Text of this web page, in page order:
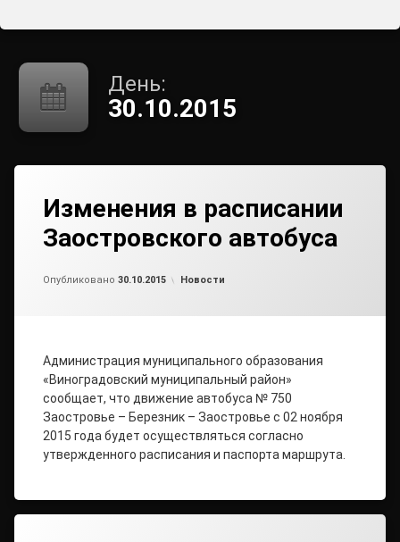
День:
30.10.2015
Изменения в расписании
Заостровского автобуса
Опубликовано 30.10.2015 Рубрики:
Новости
Администрация муниципального образования
«Виноградовский муниципальный район»
сообщает, что движение автобуса № 750
Заостровье – Березник – Заостровье с 02 ноября
2015 года будет осуществляться согласно
утвержденного расписания и паспорта маршрута.